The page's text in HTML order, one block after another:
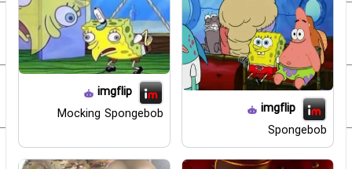
imgflip
Spongebob
imgflip
Mocking Spongebob